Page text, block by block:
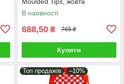
(83SP234 YFL)
В наявності
688,50 ₴ 765 ₴
Купити
Топ продажів –10%